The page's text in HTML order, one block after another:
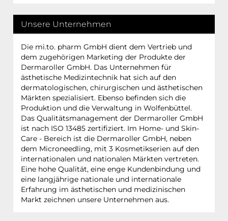
Unsere Unternehmen
Die mi.to. pharm GmbH dient dem Vertrieb und
dem zugehörigen Marketing der Produkte der
Dermaroller GmbH. Das Unternehmen für
ästhetische Medizintechnik hat sich auf den
dermatologischen, chirurgischen und ästhetischen
Märkten spezialisiert. Ebenso befinden sich die
Produktion und die Verwaltung in Wolfenbüttel.
Das Qualitätsmanagement der Dermaroller GmbH
ist nach ISO 13485 zertifiziert. Im Home- und Skin-
Care - Bereich ist die Dermaroller GmbH, neben
dem Microneedling, mit 3 Kosmetikserien auf den
internationalen und nationalen Märkten vertreten.
Eine hohe Qualität, eine enge Kundenbindung und
eine langjährige nationale und internationale
Erfahrung im ästhetischen und medizinischen
Markt zeichnen unsere Unternehmen aus.